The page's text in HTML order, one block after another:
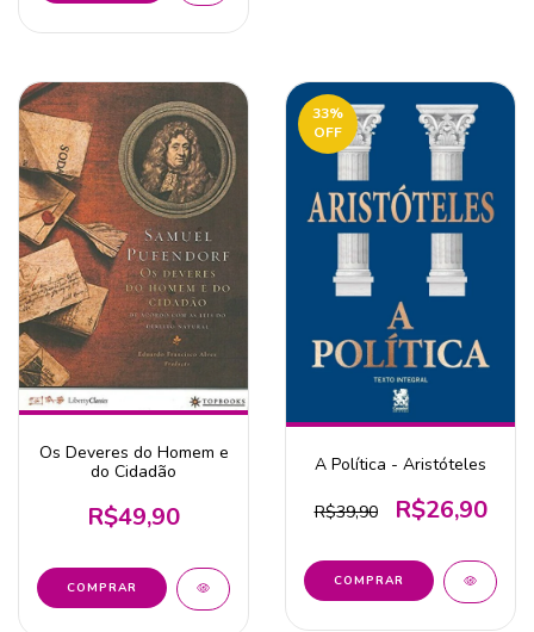
Os Deveres do Homem e
do Cidadão
R$49,90
33%
OFF
A Política - Aristóteles
R$39,90 R$26,90